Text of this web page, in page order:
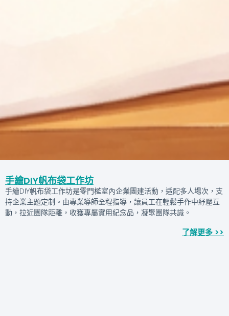
手繪DIY帆布袋工作坊
手繪DIY帆布袋工作坊是零門檻室內企業團建活動，适配多人場次，支
持企業主題定制。由專業導師全程指導，讓員工在輕鬆手作中紓壓互
動，拉近團隊距離，收獲專屬實用紀念品，凝聚團隊共識。
了解更多 >>